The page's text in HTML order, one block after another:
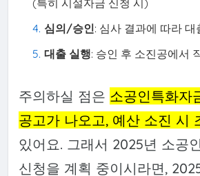
(특히 시설자금 신청 시)
심의/승인: 심사 결과에 따라
대출 실행: 승인 후 소진공에서
주의하실 점은 소공인특화자
공고가 나오고, 예산 소진 시
있어요. 그래서 2025년 소공
신청을 계획 중이시라면,